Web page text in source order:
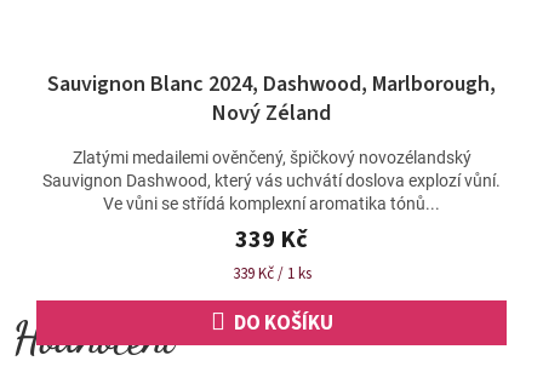
Sauvignon Blanc 2024, Dashwood, Marlborough,
Nový Zéland
339 Kč
Měrná
339 Kč / 1 ks
DO KOŠÍKU
Zlatými medailemi ověnčený, špičkový novozélandský
Sauvignon Dashwood, který vás uchvátí doslova explozí vůní.
Ve vůni se střídá komplexní aromatika tónů...